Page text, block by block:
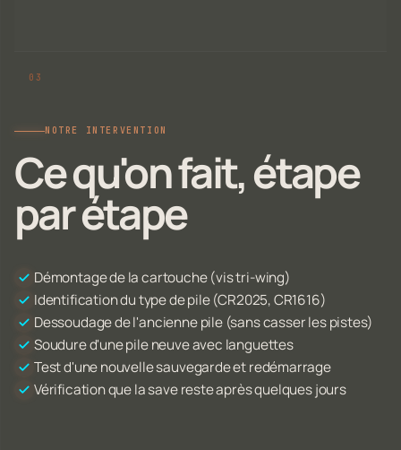
NOTRE INTERVENTION
Ce qu'on fait, étape
par étape
Démontage de la cartouche (vis tri-wing)
Identification du type de pile (CR2025, CR1616)
Dessoudage de l'ancienne pile (sans casser les pistes)
Soudure d'une pile neuve avec languettes
Test d'une nouvelle sauvegarde et redémarrage
Vérification que la save reste après quelques jours